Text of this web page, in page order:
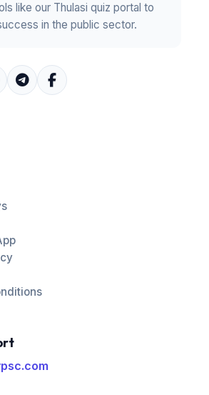
like our Thulasi quiz portal to
in the public sector.